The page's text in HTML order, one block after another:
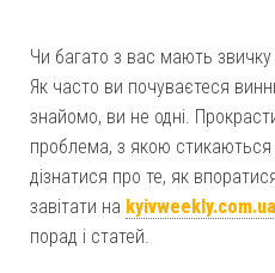
Чи багато з вас мають звичку
Як часто ви почуваєтеся
знайомо, ви не одні.
проблема, з якою
дізнатися про те, як
завітати на kyivweekly.com.ua
порад і статей.